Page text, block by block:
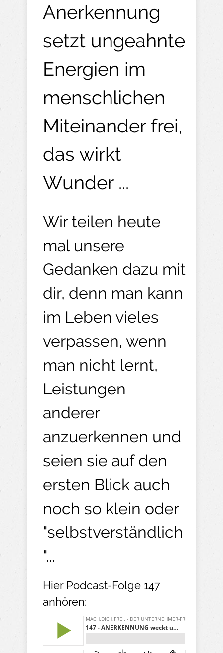
Anerkennung
setzt ungeahnte
Energien im
menschlichen
Miteinander frei,
das wirkt
Wunder ...
Wir teilen heute
mal unsere
Gedanken dazu mit
dir, denn man kann
im Leben vieles
verpassen, wenn
man nicht lernt,
Leistungen
anderer
anzuerkennen und
seien sie auf den
ersten Blick auch
noch so klein oder
"selbstverständlich
"...
Hier Podcast-Folge 147
anhören: